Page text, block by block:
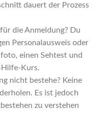
dauert der Prozess
die Anmeldung? Du
Personalausweis oder
einen Sehtest und
Hilfe-Kurs.
nicht bestehe? Keine
Es ist jedoch
zu verstehen